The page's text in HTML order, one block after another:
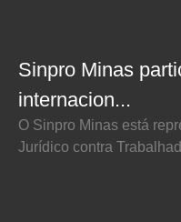
Sinpro Minas
internacion...
O Sinpro Minas está
Jurídico contra